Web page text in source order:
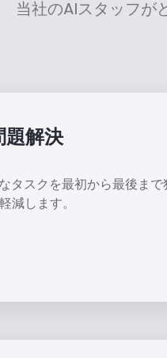
当社のAIスタッフが
題解決
タスクを最初から最後まで
減します。